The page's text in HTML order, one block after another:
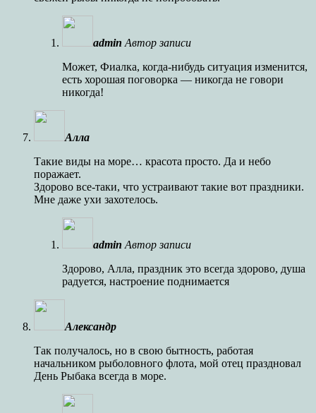
admin Автор записи
Может, Фиалка, когда-нибудь ситуация изменится,
есть хорошая поговорка — никогда не говори
никогда!
Алла
Такие виды на море… красота просто. Да и небо
поражает.
Здорово все-таки, что устраивают такие вот праздники.
Мне даже ухи захотелось.
admin Автор записи
Здорово, Алла, праздник это всегда здорово, душа
радуется, настроение поднимается
Александр
Так получалось, но в свою бытность, работая
начальником рыболовного флота, мой отец праздновал
День Рыбака всегда в море.